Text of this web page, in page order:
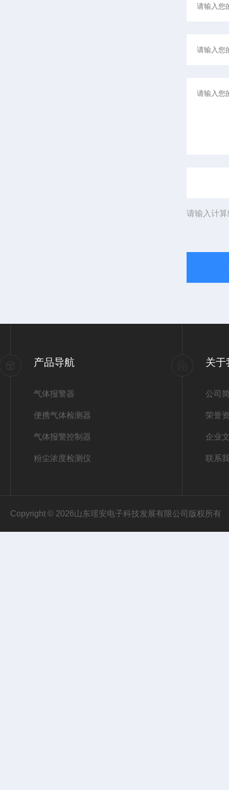
请输入计
产品导航
气体报警器
便携气体检测器
气体报警控制器
粉尘浓度检测仪
关于
公司
荣誉
企业
联系
Copyright © 2026山东瑶安电子科技发展有限公司版权所有